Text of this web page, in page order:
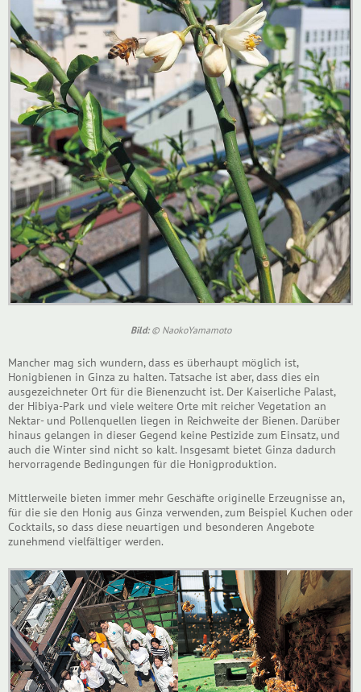
Bild:© NaokoYamamoto
Mancher mag sich wundern, dass es überhaupt möglich ist,
Honigbienen in Ginza zu halten. Tatsache ist aber, dass dies ein
ausgezeichneter Ort für die Bienenzucht ist. Der Kaiserliche Palast,
der Hibiya-Park und viele weitere Orte mit reicher Vegetation an
Nektar- und Pollenquellen liegen in Reichweite der Bienen. Darüber
hinaus gelangen in dieser Gegend keine Pestizide zum Einsatz, und
auch die Winter sind nicht so kalt. Insgesamt bietet Ginza dadurch
hervorragende Bedingungen für die Honigproduktion.
Mittlerweile bieten immer mehr Geschäfte originelle Erzeugnisse an,
für die sie den Honig aus Ginza verwenden, zum Beispiel Kuchen oder
Cocktails, so dass diese neuartigen und besonderen Angebote
zunehmend vielfältiger werden.